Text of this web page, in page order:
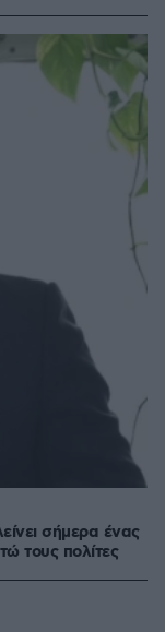
σήμερα ένας
τους πολίτες